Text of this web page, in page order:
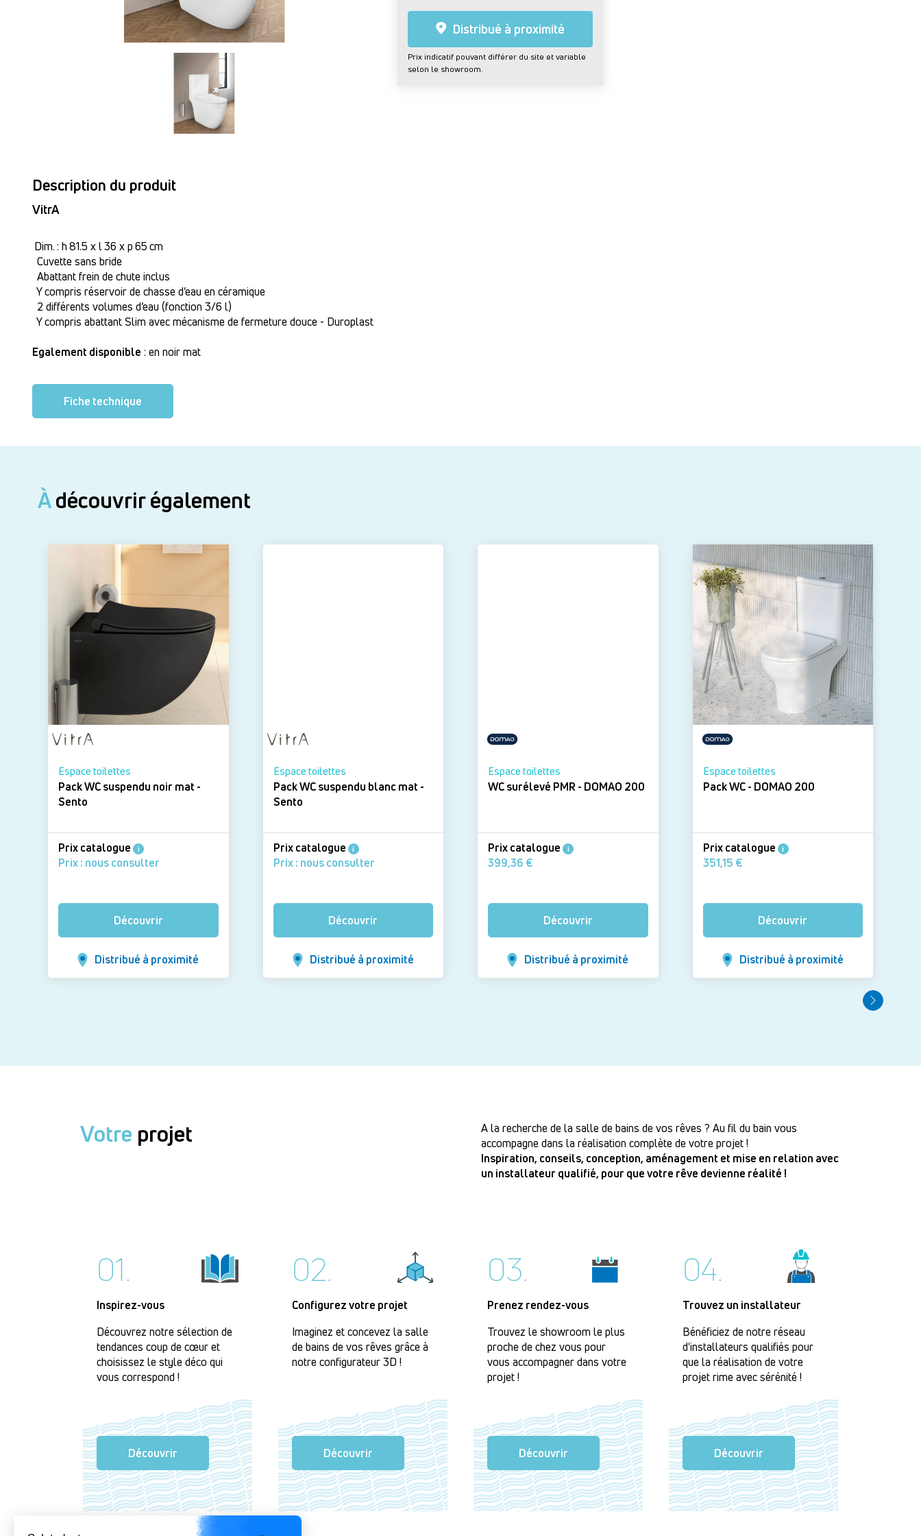
Distribué à proximité
Prix indicatif pouvant différer du site et variable
selon le showroom.
Description du produit
VitrA
Dim. : h 81.5 x l 36 x p 65 cm
Cuvette sans bride
Abattant frein de chute inclus
Y compris réservoir de chasse d’eau en céramique
2 différents volumes d’eau (fonction 3/6 l)
Y compris abattant Slim avec mécanisme de fermeture douce - Duroplast
Egalement disponible : en noir mat
Fiche technique
Àdécouvrir également
Espace toilettes
Pack WC suspendu noir mat -
Sento
Prix catalogue i
Prix : nous consulter
Découvrir
Distribué à proximité
Espace toilettes
Pack WC suspendu blanc mat -
Sento
Prix catalogue i
Prix : nous consulter
Découvrir
Distribué à proximité
Espace toilettes
WC surélevé PMR - DOMAO 200
Prix catalogue i
399,36 €
Découvrir
Distribué à proximité
Espace toilettes
Pack WC - DOMAO 200
Prix catalogue i
351,15 €
Découvrir
Distribué à proximité
Votre projet
A la recherche de la salle de bains de vos rêves ? Au fil du bain vous
accompagne dans la réalisation complète de votre projet !
Inspiration, conseils, conception, aménagement et mise en relation avec
un installateur qualifié, pour que votre rêve devienne réalité !
01.
Inspirez-vous
Découvrez notre sélection de
tendances coup de cœur et
choisissez le style déco qui
vous correspond !
Découvrir
02.
Configurez votre projet
Imaginez et concevez la salle
de bains de vos rêves grâce à
notre configurateur 3D !
Découvrir
03.
Prenez rendez-vous
Trouvez le showroom le plus
proche de chez vous pour
vous accompagner dans votre
projet !
Découvrir
04.
Trouvez un installateur
Bénéficiez de notre réseau
d'installateurs qualifiés pour
que la réalisation de votre
projet rime avec sérénité !
Découvrir